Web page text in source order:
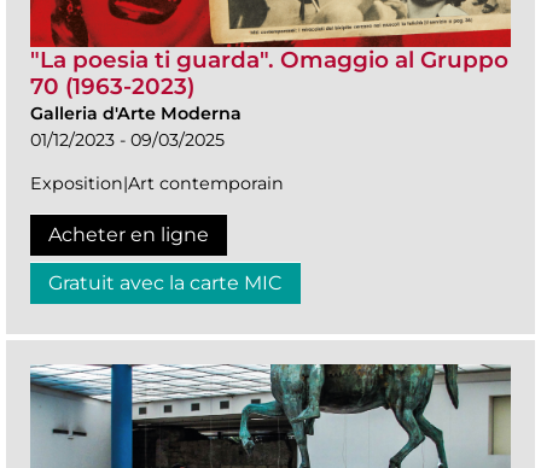
"La poesia ti guarda". Omaggio al Gruppo
70 (1963-2023)
Galleria d'Arte Moderna
01/12/2023 - 09/03/2025
Exposition|Art contemporain
Acheter en ligne
Gratuit avec la carte MIC